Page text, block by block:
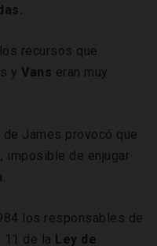
recursos que
y Vans eran muy
James provocó que
, imposible de enjugar
los responsables de
11 de la Ley de